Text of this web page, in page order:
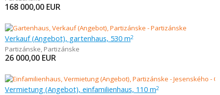
168 000,00 EUR
Verkauf (Angebot), gartenhaus, 530 m2
Partizánske, Partizánske
26 000,00 EUR
Vermietung (Angebot), einfamilienhaus, 110 m2